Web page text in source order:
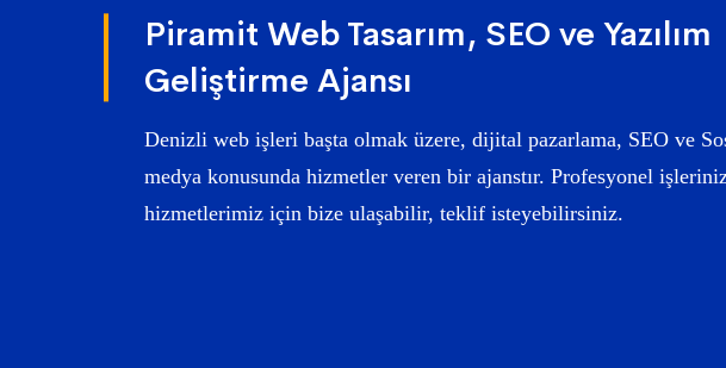
Piramit Web Tasarım, SEO ve Yazılım
Geliştirme Ajansı
Denizli web işleri başta olmak üzere, dijital pazarlama, SEO ve
medya konusunda hizmetler veren bir ajanstır. Profesyonel
hizmetlerimiz için bize ulaşabilir, teklif isteyebilirsiniz.